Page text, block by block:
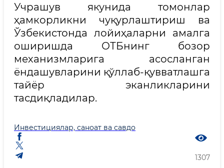
Учрашув якунида томонлар
ҳамкорликни чуқурлаштириш ва
Ўзбекистонда лойиҳаларни амалга
оширишда ОТБнинг бозор
механизмларига асосланган
ёндашувларини қўллаб-қувватлашга
тайёр эканликларини
тасдиқладилар.
Инвестициялар, саноат ва савдо
1307